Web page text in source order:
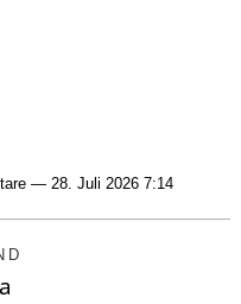
— 28. Juli 2026 7:14